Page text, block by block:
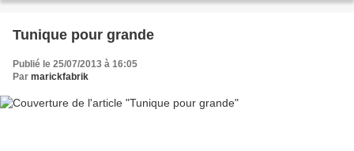
Tunique pour grande
Publié le 25/07/2013 à 16:05
Par marickfabrik